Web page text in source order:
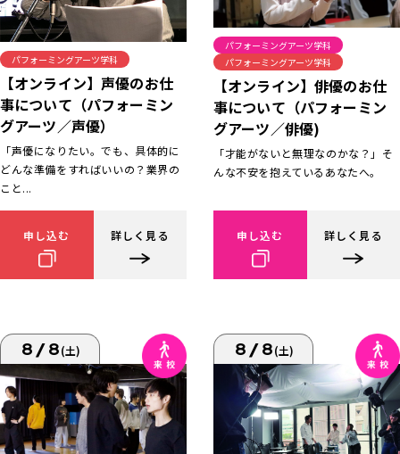
パフォーミングアーツ学科
【オンライン】声優のお仕
事について（パフォーミン
グアーツ／声優）
「声優になりたい。でも、具体的に
どんな準備をすればいいの？業界の
こと...
申し込む 詳しく見る
パフォーミングアーツ学科
パフォーミングアーツ学科
【オンライン】俳優のお仕
事について（パフォーミン
グアーツ／俳優)
「才能がないと無理なのかな？」そ
んな不安を抱えているあなたへ。
申し込む 詳しく見る
8/8(土) 8/8(土)